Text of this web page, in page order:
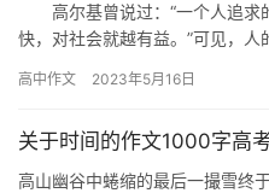
高尔基曾说过：“一个人追求
快，对社会就越有益。”可见，
的…
高中作文 2023年5月16日
关于时间的作文1000字高
高山幽谷中蜷缩的最后一撮雪终